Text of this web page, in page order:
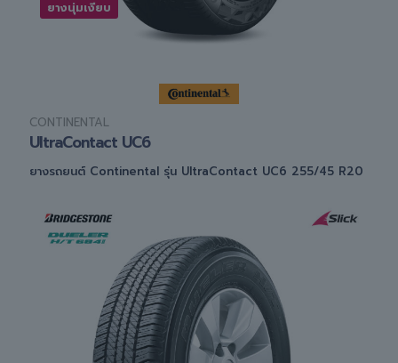
ยางนุ่มเงียบ
CONTINENTAL
UltraContact UC6
ยางรถยนต์ Continental รุ่น UltraContact UC6 255/45 R20